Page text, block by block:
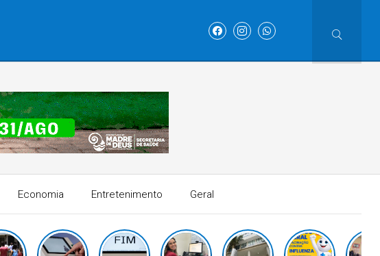
Economia Entretenimento Geral